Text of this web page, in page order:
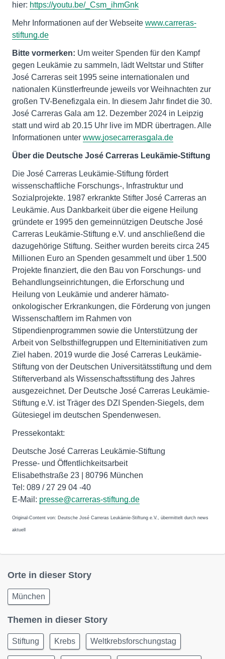
hier: https://youtu.be/_Csm_ihmGnk
Mehr Informationen auf der Webseite www.carreras-
stiftung.de
Bitte vormerken: Um weiter Spenden für den Kampf
gegen Leukämie zu sammeln, lädt Weltstar und Stifter
José Carreras seit 1995 seine internationalen und
nationalen Künstlerfreunde jeweils vor Weihnachten zur
großen TV-Benefizgala ein. In diesem Jahr findet die 30.
José Carreras Gala am 12. Dezember 2024 in Leipzig
statt und wird ab 20.15 Uhr live im MDR übertragen. Alle
Informationen unter www.josecarrerasgala.de
Über die Deutsche José Carreras Leukämie-Stiftung
Die José Carreras Leukämie-Stiftung fördert
wissenschaftliche Forschungs-, Infrastruktur und
Sozialprojekte. 1987 erkrankte Stifter José Carreras an
Leukämie. Aus Dankbarkeit über die eigene Heilung
gründete er 1995 den gemeinnützigen Deutsche José
Carreras Leukämie-Stiftung e.V. und anschließend die
dazugehörige Stiftung. Seither wurden bereits circa 245
Millionen Euro an Spenden gesammelt und über 1.500
Projekte finanziert, die den Bau von Forschungs- und
Behandlungseinrichtungen, die Erforschung und
Heilung von Leukämie und anderer hämato-
onkologischer Erkrankungen, die Förderung von jungen
Wissenschaftlern im Rahmen von
Stipendienprogrammen sowie die Unterstützung der
Arbeit von Selbsthilfegruppen und Elterninitiativen zum
Ziel haben. 2019 wurde die José Carreras Leukämie-
Stiftung von der Deutschen Universitätsstiftung und dem
Stifterverband als Wissenschaftsstiftung des Jahres
ausgezeichnet. Der Deutsche José Carreras Leukämie-
Stiftung e.V. ist Träger des DZI Spenden-Siegels, dem
Gütesiegel im deutschen Spendenwesen.
Pressekontakt:
Deutsche José Carreras Leukämie-Stiftung
Presse- und Öffentlichkeitsarbeit
Elisabethstraße 23 | 80796 München
Tel: 089 / 27 29 04 -40
E-Mail: presse@carreras-stiftung.de
Original-Content von: Deutsche José Carreras Leukämie-Stiftung e.V., übermittelt durch news
aktuell
Orte in dieser Story
München
Themen in dieser Story
Stiftung Krebs Weltkrebsforschungstag